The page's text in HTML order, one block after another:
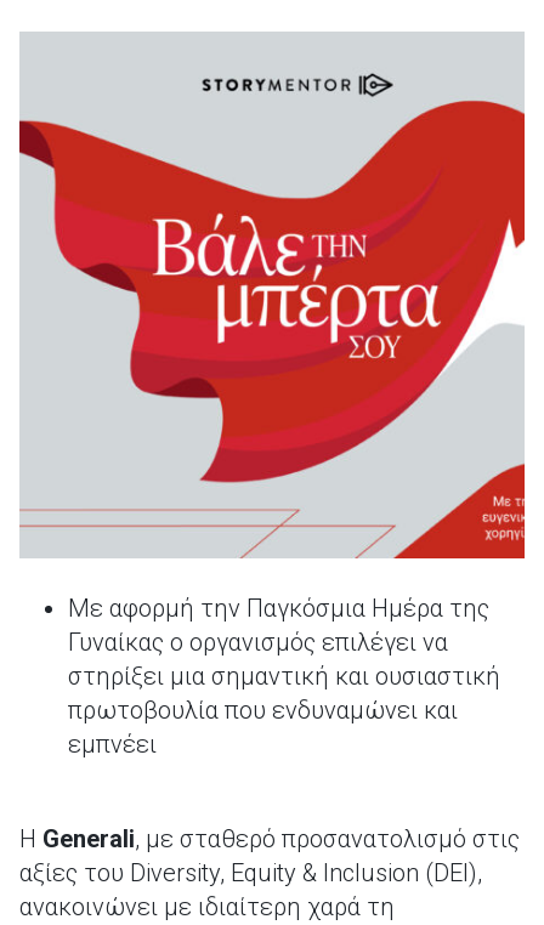
Με αφορμή την Παγκόσμια Ημέρα της
Γυναίκας ο οργανισμός επιλέγει να
στηρίξει μια σημαντική και ουσιαστική
πρωτοβουλία που ενδυναμώνει και
εμπνέει
Η Generali, με σταθερό προσανατολισμό στις
αξίες του Diversity, Equity & Inclusion (DEI),
ανακοινώνει με ιδιαίτερη χαρά τη